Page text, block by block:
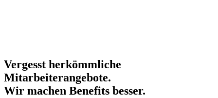
Vergesst herkömmliche
Mitarbeiterangebote.
Wir machen Benefits besser.